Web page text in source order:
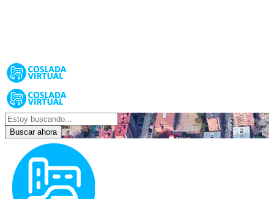
Buscar ahora